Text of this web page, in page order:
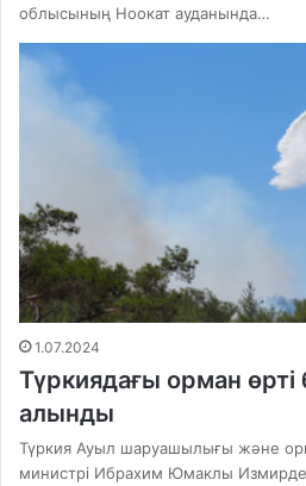
облысының Ноокат ауданында…
1.07.2024
Түркиядағы орман өрті
алынды
Түркия Ауыл шаруашылығы және
министрі Ибрахим Юмаклы